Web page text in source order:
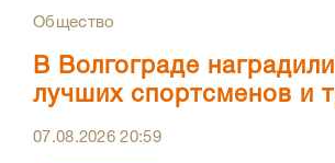
Общество
В Волгограде
лучших спортсменов и
07.08.202620:59